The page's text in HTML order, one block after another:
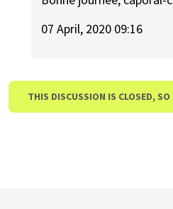
07 April, 2020 09:16
THIS DISCUSSION IS CLOSED,